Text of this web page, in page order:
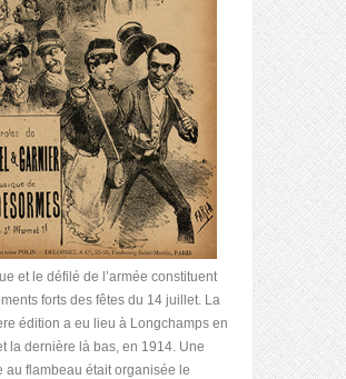
et le défilé de l’armée constituent
forts des fêtes du 14 juillet. La
édition a eu lieu à Longchamps en
la dernière là bas, en 1914. Une
au flambeau était organisée le